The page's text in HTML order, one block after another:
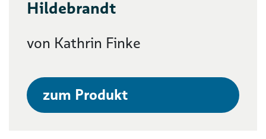
Hildebrandt
von Kathrin Finke
zum Produkt